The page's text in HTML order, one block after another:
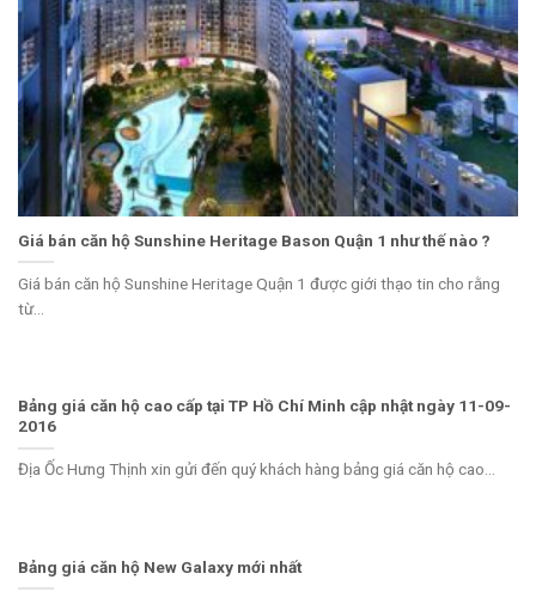
Giá bán căn hộ Sunshine Heritage Bason Quận 1 như thế nào ?
Giá bán căn hộ Sunshine Heritage Quận 1 được giới thạo tin cho rằng
từ...
Bảng giá căn hộ cao cấp tại TP Hồ Chí Minh cập nhật ngày 11-09-
2016
Địa Ốc Hưng Thịnh xin gửi đến quý khách hàng bảng giá căn hộ cao...
Bảng giá căn hộ New Galaxy mới nhất